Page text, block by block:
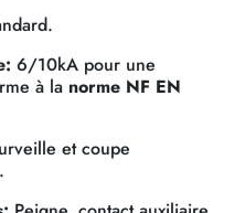
6/10kA pour une
à la norme NF EN
et coupe